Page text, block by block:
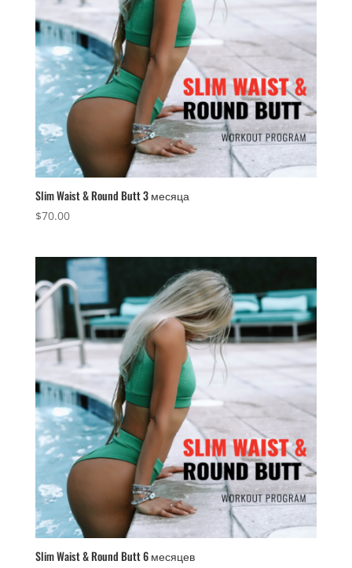
Slim Waist & Round Butt 3 месяца
$70.00
Slim Waist & Round Butt 6 месяцев